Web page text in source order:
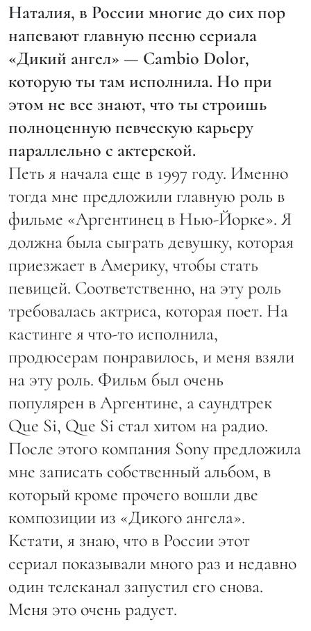
Наталия, в России многие до сих пор
напевают главную песню сериала
«Дикий ангел» — Cambio Dolor,
которую ты там исполнила. Но при
этом не все знают, что ты строишь
полноценную певческую карьеру
параллельно с актерской.
Петь я начала еще в 1997 году. Именно
тогда мне предложили главную роль в
фильме «Аргентинец в Нью-Йорке». Я
должна была сыграть девушку, которая
приезжает в Америку, чтобы стать
певицей. Соответственно, на эту роль
требовалась актриса, которая поет. На
кастинге я что-то исполнила,
продюсерам понравилось, и меня взяли
на эту роль. Фильм был очень
популярен в Аргентине, а саундтрек
Que Si, Que Si стал хитом на радио.
После этого компания Sony предложила
мне записать собственный альбом, в
который кроме прочего вошли две
композиции из «Дикого ангела».
Кстати, я знаю, что в России этот
сериал показывали много раз и недавно
один телеканал запустил его снова.
Меня это очень радует.